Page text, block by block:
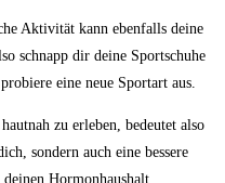
Aktivität​ kann ebenfalls deine‍
schnapp dir⁤ deine Sportschuhe
eine neue Sportart⁣ aus.
zu‌ erleben, bedeutet also
sondern auch eine bessere
Hormonhaushalt